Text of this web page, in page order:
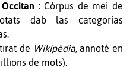
: Córpus de mei de
dab las categorias
de Wikipèdia, annoté en
de mots).